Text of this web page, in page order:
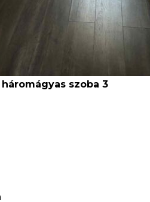
szoba 3